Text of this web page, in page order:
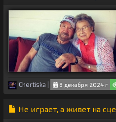
Chertiska 8 декабря 2024 г
Не играет, а живет на